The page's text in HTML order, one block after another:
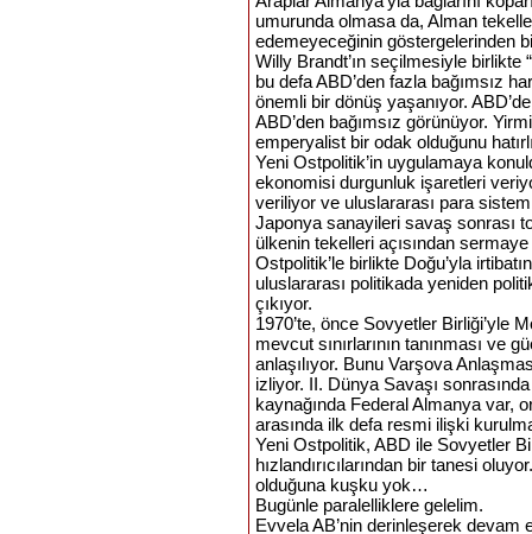
umurunda olmasa da, Alman
edemeyeceğinin göstergelerinden
Willy Brandt’ın seçilmesiyle birlikte
bu defa ABD’den fazla bağımsız
önemli bir dönüş yaşanıyor.
ABD’den bağımsız görünüyor.
emperyalist bir odak olduğunu
Yeni Ostpolitik’in uygulamaya
ekonomisi durgunluk işaretleri
veriliyor ve uluslararası para
Japonya sanayileri savaş sonrası
ülkenin tekelleri açısından
Ostpolitik’le birlikte Doğu’yla
uluslararası politikada yeniden
çıkıyor.
1970’te, önce Sovyetler Birliği’yle
mevcut sınırlarının tanınması ve
anlaşılıyor. Bunu Varşova
izliyor. II. Dünya Savaşı
kaynağında Federal Almanya var,
arasında ilk defa resmi ilişki
Yeni Ostpolitik, ABD ile Sovyetler
hızlandırıcılarından bir tanesi
olduğuna kuşku yok…
Bugünle paralelliklere gelelim.
Evvela AB’nin derinleşerek devam